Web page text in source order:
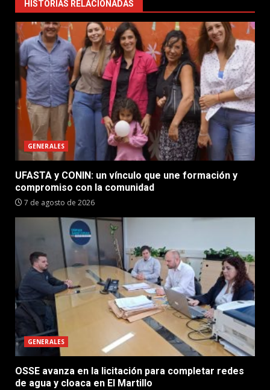
HISTORIAS RELACIONADAS
GENERALES
UFASTA y CONIN: un vínculo que une formación y
compromiso con la comunidad
7 de agosto de 2026
GENERALES
OSSE avanza en la licitación para completar redes
de agua y cloaca en El Martillo